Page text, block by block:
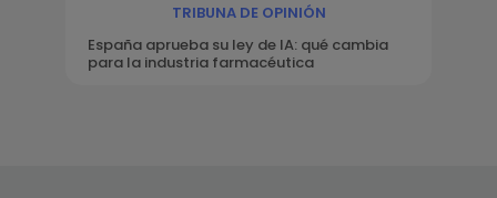
TRIBUNA DE OPINIÓN
España aprueba su ley de IA: qué cambia
para la industria farmacéutica